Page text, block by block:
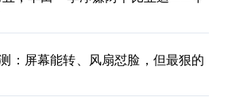
：屏幕能转、风扇怼脸，但最狠的